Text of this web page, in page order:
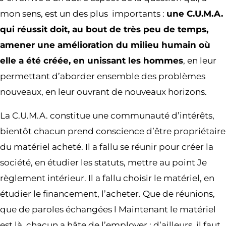
mon sens, est un des plus importants : une C.U.M.A.
qui réussit doit, au bout de très peu de temps,
amener une amélioration du milieu humain où
elle a été créée, en unissant les hommes, en leur
permettant d’aborder ensemble des pro­blèmes
nouveaux, en leur ouvrant de nouveaux horizons.
La C.U.M.A. constitue une communauté d’intérêts,
bientôt chacun prend conscience d’être propriétaire
du matériel acheté. Il a fallu se réunir pour créer la
société, en étudier les statuts, mettre au point Je
règlement intérieur. Il a fallu choisir le matériel, en
étudier le financement, l’acheter. Que de réunions,
que de paroles échangées l Maintenant le matériel